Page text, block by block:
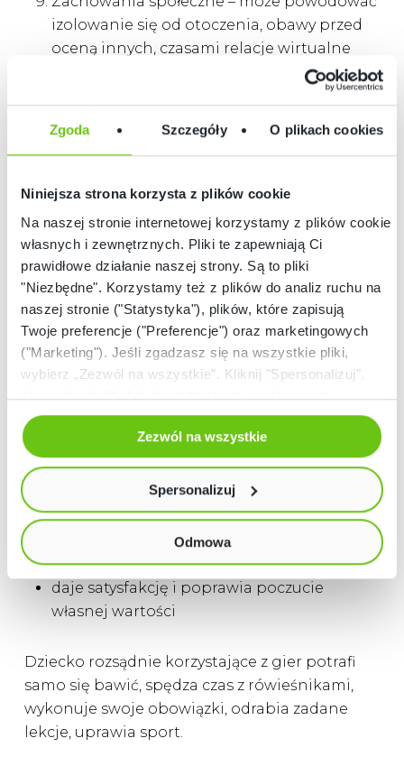
Zgoda Szczegóły O plikach cookies
Niniejsza strona korzysta z plików cookie
Na naszej stronie internetowej korzystamy z plików cookie:
własnych i zewnętrznych. Pliki te zapewniają Ci
prawidłowe działanie naszej strony. Są to pliki
"Niezbędne". Korzystamy też z plików do analiz ruchu na
naszej stronie ("Statystyka"), plików, które zapisują
Twoje preferencje ("Preferencje") oraz marketingowych
("Marketing"). Jeśli zgadzasz się na wszystkie pliki,
wybierz „Zezwól na wszystkie”. Kliknij "Spersonalizuj",
aby wybrać pliki lub dowiedzieć się o nich więcej.
Odmów zgody poprzez przycisk „Odmowa”. Wtedy
użyjemy tylko plików niezbędnych dla naszej strony.
Twój wybór możesz zmienić przez kliknięcie przycisku w
lewym dolnym rogu strony. Więcej informacji znajdziesz
w naszej
Zezwól na wszystkie
Spersonalizuj
Odmowa
izolowanie się od otoczenia, obawy przed
oceną innych, czasami relacje wirtualne
stają się ważniejsze od rzeczywistych,
pojawiają się trudności w komunikacji
odróżnianiem świata rzeczywistego od
Poczucie własnej wartości – brak
niemożnością zdobywania uznania,
obniżaniem się samooceny.
Granie z umiarem, czyli spędzanie czasu przed
komputerem lub z telefonem z umiejętnością
przestrzegania granic czasowych:
usprawnia ruchomość gałek ocznych
skraca czas reakcji na bodźce wizualne
poprawia koordynację oko-ręka
rozwija myślenie
zwiększa umiejętność dążenia o celu,
podnoszenia sobie poprzeczki
daje satysfakcję i poprawia poczucie
własnej wartości
Dziecko rozsądnie korzystające z gier potrafi
samo się bawić, spędza czas z rówieśnikami,
wykonuje swoje obowiązki, odrabia zadane
lekcje, uprawia sport.